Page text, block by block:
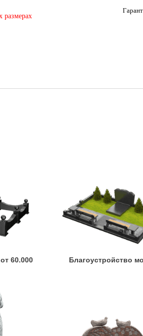
размерах
60.000
Благоустройство